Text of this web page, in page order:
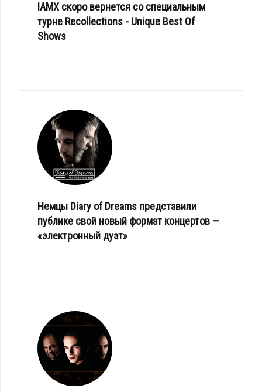
IAMX скоро вернется со специальным
турне Recollections - Unique Best Of
Shows
Немцы Diary of Dreams представили
публике свой новый формат концертов —
«электронный дуэт»